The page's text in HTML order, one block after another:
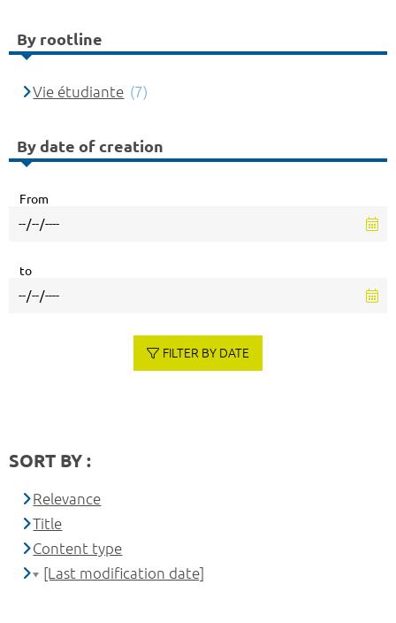
By rootline
Vie étudiante (7)
By date of creation
From
to
FILTER BY DATE
SORT BY :
Relevance
Title
Content type
[Last modification date]